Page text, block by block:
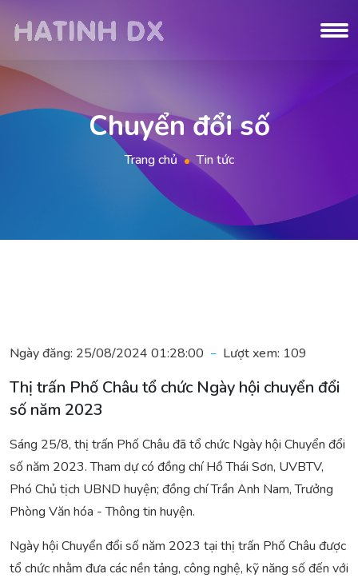
Chuyển đổi số
Trang chủ Tin tức
Ngày đăng: 25/08/2024 01:28:00 Lượt xem: 109
Thị trấn Phố Châu tổ chức Ngày hội chuyển đổi
số năm 2023
Sáng 25/8, thị trấn Phố Châu đã tổ chức Ngày hội Chuyển đổi
số năm 2023. Tham dự có đồng chí Hồ Thái Sơn, UVBTV,
Phó Chủ tịch UBND huyện; đồng chí Trần Anh Nam, Trưởng
Phòng Văn hóa - Thông tin huyện.
Ngày hội Chuyển đổi số năm 2023 tại thị trấn Phố Châu được
tổ chức nhằm đưa các nền tảng, công nghệ, kỹ năng số đến với